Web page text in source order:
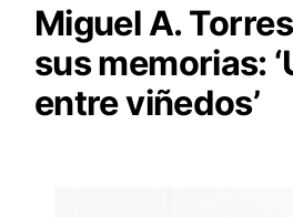
Miguel A.
sus memorias:
entre viñedos’